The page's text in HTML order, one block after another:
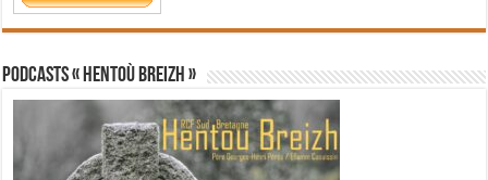
PODCASTS « Hentoù Breizh »